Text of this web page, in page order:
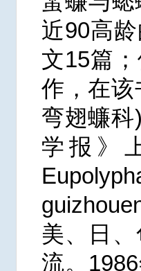
近90高
文15篇
作，在
弯翅蠊
学报》
美、日
流。